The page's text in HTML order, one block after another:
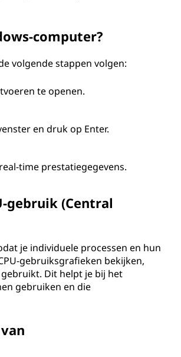
computer?
de volgende stappen volgen:
te openen.
en druk op Enter.
time prestatiegegevens.
gebruik (Central
je individuele processen en hun
gebruiksgrafieken bekijken,
Dit helpt je bij het
gebruiken en die